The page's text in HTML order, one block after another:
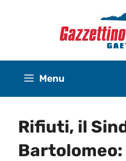
Menu
Rifiuti, il
Bartolomeo: